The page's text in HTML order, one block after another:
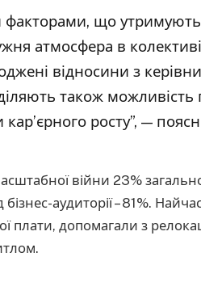
що утримують
атмосфера в
відносини з
також
кар’єрного росту”, —
війни 23%
бізнес-аудиторії – 81%.
плати, допомагали з